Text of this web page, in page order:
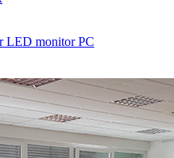
LED monitor PC